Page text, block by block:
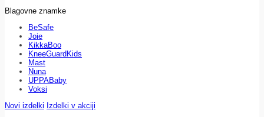
Blagovne znamke
BeSafe
Joie
KikkaBoo
KneeGuardKids
Mast
Nuna
UPPABaby
Voksi
Novi izdelki Izdelki v akciji